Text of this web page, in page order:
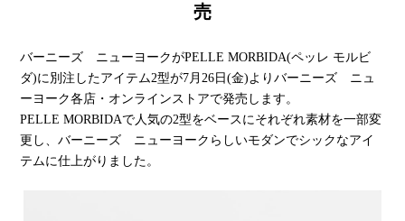
売
バーニーズ ニューヨークがPELLE MORBIDA(ペッレ モルビ
ダ)に別注したアイテム2型が7月26日(金)よりバーニーズ ニュ
ーヨーク各店・オンラインストアで発売します。
PELLE MORBIDAで人気の2型をベースにそれぞれ素材を一部変
更し、バーニーズ ニューヨークらしいモダンでシックなアイ
テムに仕上がりました。